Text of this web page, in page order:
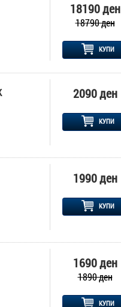
18190 ден
18790 ден
КУПИ
2090 ден
КУПИ
1990 ден
КУПИ
1690 ден
1890 ден
КУПИ